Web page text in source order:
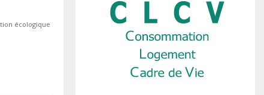
écologique